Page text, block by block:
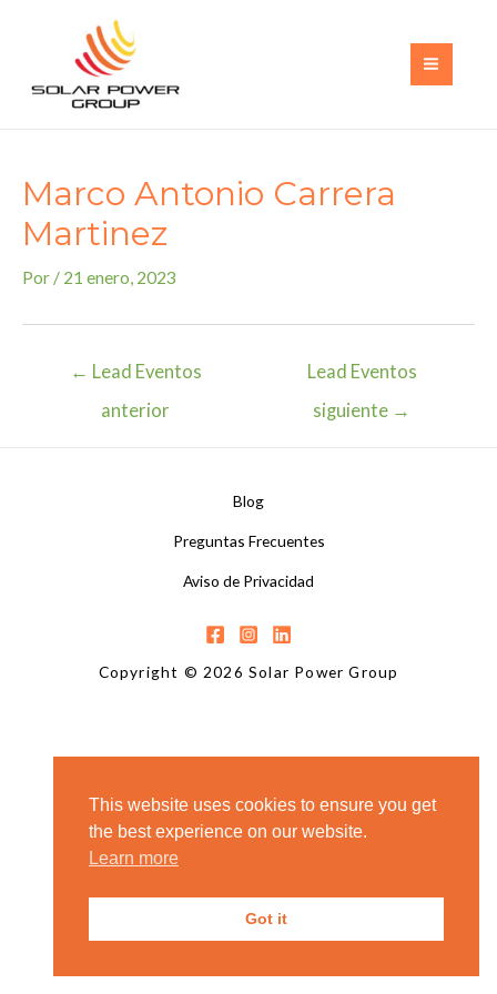
Marco Antonio Carrera
Martinez
Por / 21 enero, 2023
Navegación
← Lead Eventos
anterior
Lead Eventos
siguiente →
Blog
Preguntas Frecuentes
Aviso de Privacidad
Copyright © 2026 Solar Power Group
This website uses cookies to ensure you get
the best experience on our website.
Learn more
Got it